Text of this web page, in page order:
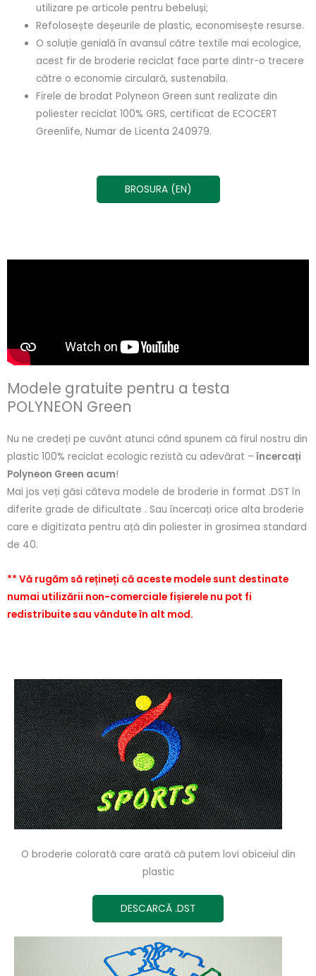
utilizare pe articole pentru bebeluși;
Refolosește deșeurile de plastic, economisește resurse.
O soluție genială în avansul către textile mai ecologice,
acest fir de broderie reciclat face parte dintr-o trecere
către o economie circulară, sustenabila.
Firele de brodat Polyneon Green sunt realizate din
poliester reciclat 100% GRS, certificat de ECOCERT
Greenlife, Numar de Licenta 240979.
BROSURA (EN)
Modele gratuite pentru a testa
POLYNEON Green
Nu ne credeți pe cuvânt atunci când spunem că firul nostru din
plastic 100% reciclat ecologic rezistă cu adevărat – încercați
Polyneon Green acum!
Mai jos veți găsi câteva modele de broderie in format .DST în
diferite grade de dificultate . Sau încercați orice alta broderie
care e digitizata pentru ață din poliester in grosimea standard
de 40.
** Vă rugăm să rețineți că aceste modele sunt destinate
numai utilizării non-comerciale fișierele nu pot fi
redistribuite sau vândute în alt mod.
O broderie colorată care arată că putem lovi obiceiul din
plastic
DESCARCĂ .DST